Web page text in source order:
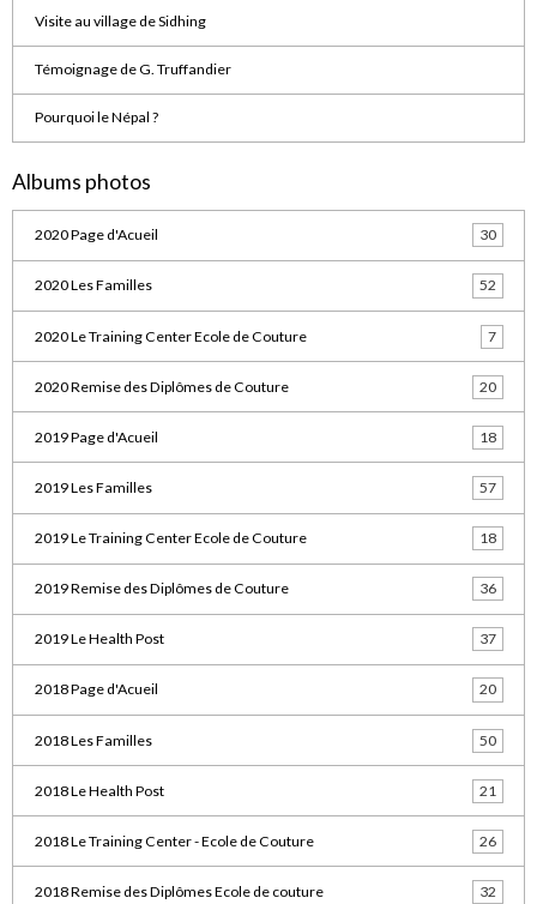
Visite au village de Sidhing
Témoignage de G. Truffandier
Pourquoi le Népal ?
Albums photos
2020 Page d'Acueil 30
2020 Les Familles 52
2020 Le Training Center Ecole de Couture 7
2020 Remise des Diplômes de Couture 20
2019 Page d'Acueil 18
2019 Les Familles 57
2019 Le Training Center Ecole de Couture 18
2019 Remise des Diplômes de Couture 36
2019 Le Health Post 37
2018 Page d'Acueil 20
2018 Les Familles 50
2018 Le Health Post 21
2018 Le Training Center - Ecole de Couture 26
2018 Remise des Diplômes Ecole de couture 32